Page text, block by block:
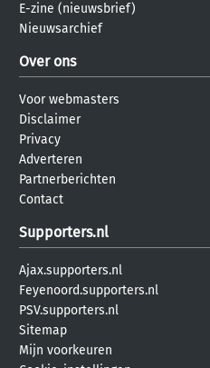
E-zine (nieuwsbrief)
Nieuwsarchief
Over ons
Voor webmasters
Disclaimer
Privacy
Adverteren
Partnerberichten
Contact
Supporters.nl
Ajax.supporters.nl
Feyenoord.supporters.nl
PSV.supporters.nl
Sitemap
Mijn voorkeuren